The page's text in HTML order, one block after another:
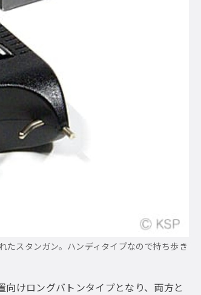
スタンガン。ハンディタイプなので持ち歩き
けロングバトンタイプとなり、両方と